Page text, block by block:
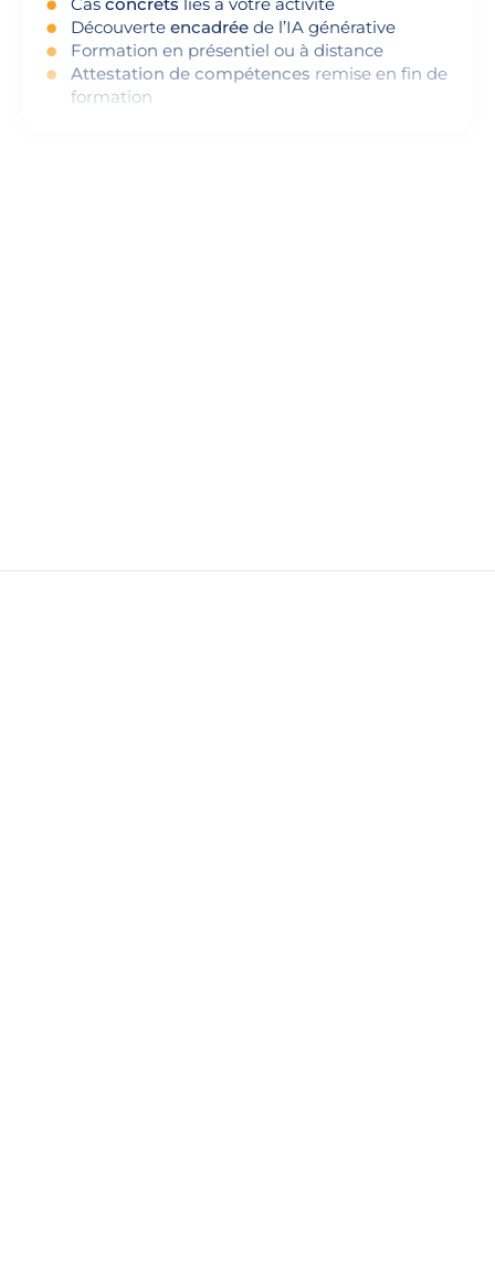
Cas concrets liés à votre activité
Découverte encadrée de l’IA générative
Formation en présentiel ou à distance
Attestation de compétences remise en fin de
formation